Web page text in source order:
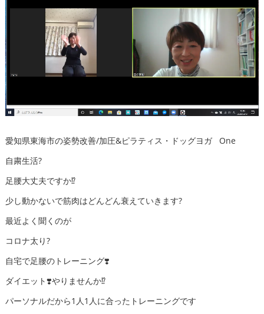
愛知県東海市の姿勢改善/加圧&ピラティス・ドッグヨガ One
自粛生活?
足腰大丈夫ですか⁉️
少し動かないで筋肉はどんどん衰えていきます?
最近よく聞くのが
コロナ太り?
自宅で足腰のトレーニング❣️
ダイエット❣️やりませんか⁉️
パーソナルだから1人1人に合ったトレーニングです